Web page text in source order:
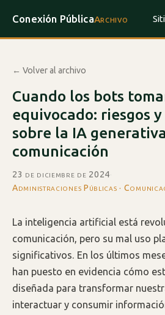
Conexión PúblicaArchivo
← Volver al archivo
Cuando los bots
equivocado: riesgos
sobre la IA
comunicación
23 de diciembre de 2024·
Administraciones Públicas ·
La inteligencia artificial está
comunicación, pero su mal uso
significativos. En los últimos
han puesto en evidencia cómo
diseñada para transformar
interactuar y consumir